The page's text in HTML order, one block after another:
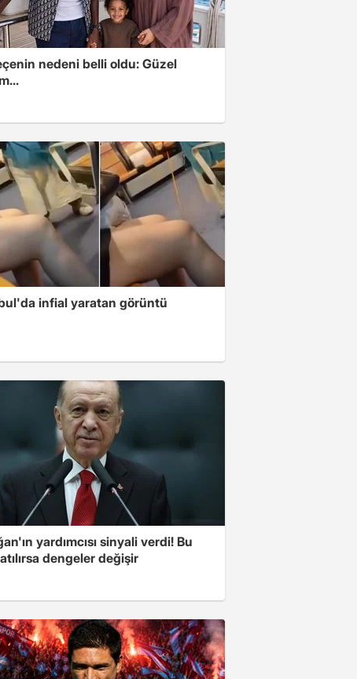
nedeni belli oldu: Güzel
infial yaratan görüntü
yardımcısı sinyali verdi! Bu
dengeler değişir